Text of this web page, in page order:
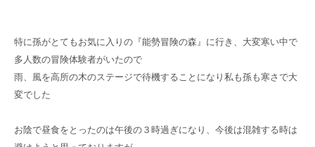
特に孫がとてもお気に入りの『能勢冒険の森』に行き、大変寒い中で
多人数の冒険体験者がいたので
雨、風を高所の木のステージで待機することになり私も孫も寒さで大
変でした
お陰で昼食をとったのは午後の３時過ぎになり、今後は混雑する時は